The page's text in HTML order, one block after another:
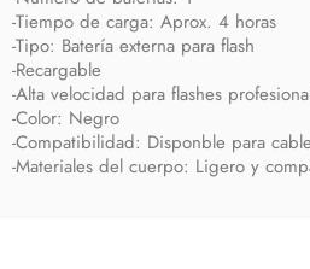
-Tiempo de carga: Aprox. 4 horas
-Tipo: Batería externa para flash
-Recargable
-Alta velocidad para flashes
-Color: Negro
-Compatibilidad: Disponble para
-Materiales del cuerpo: Ligero y